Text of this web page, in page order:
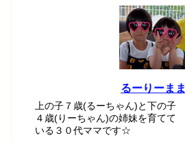
るーりーまま
上の子７歳(るーちゃん)と下の子
４歳(りーちゃん)の姉妹を育てて
いる３０代ママです☆